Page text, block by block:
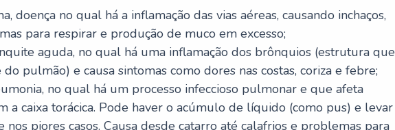
doença no qual há a inflamação das vias aéreas, causando inchaços,
para respirar e produção de muco em excesso;
aguda, no qual há uma inflamação dos brônquios (estrutura que
pulmão) e causa sintomas como dores nas costas, coriza e febre;
no qual há um processo infeccioso pulmonar e que afeta
a caixa torácica. Pode haver o acúmulo de líquido (como pus) e levar
nos piores casos. Causa desde catarro até calafrios e problemas para